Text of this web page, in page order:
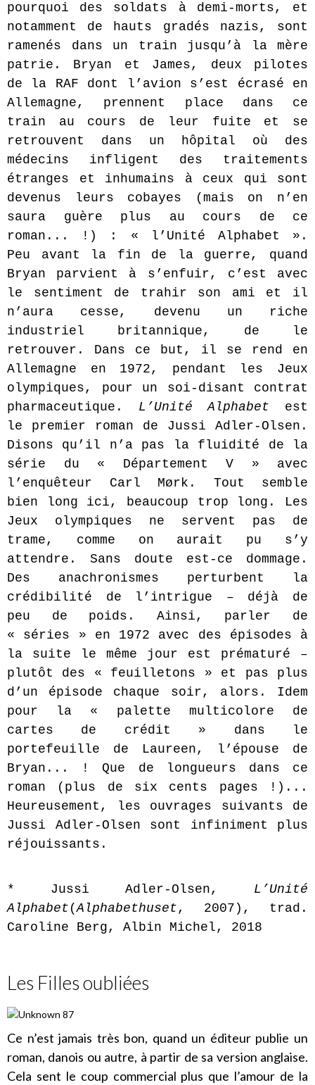
pourquoi des soldats à demi-morts, et
notamment de hauts gradés nazis, sont
ramenés dans un train jusqu’à la mère
patrie. Bryan et James, deux pilotes
de la RAF dont l’avion s’est écrasé en
Allemagne, prennent place dans ce
train au cours de leur fuite et se
retrouvent dans un hôpital où des
médecins infligent des traitements
étranges et inhumains à ceux qui sont
devenus leurs cobayes (mais on n’en
saura guère plus au cours de ce
roman... !) : « l’Unité Alphabet ».
Peu avant la fin de la guerre, quand
Bryan parvient à s’enfuir, c’est avec
le sentiment de trahir son ami et il
n’aura cesse, devenu un riche
industriel britannique, de le
retrouver. Dans ce but, il se rend en
Allemagne en 1972, pendant les Jeux
olympiques, pour un soi-disant contrat
pharmaceutique. L’Unité Alphabet est
le premier roman de Jussi Adler-Olsen.
Disons qu’il n’a pas la fluidité de la
série du « Département V » avec
l’enquêteur Carl Mørk. Tout semble
bien long ici, beaucoup trop long. Les
Jeux olympiques ne servent pas de
trame, comme on aurait pu s’y
attendre. Sans doute est-ce dommage.
Des anachronismes perturbent la
crédibilité de l’intrigue – déjà de
peu de poids. Ainsi, parler de
« séries » en 1972 avec des épisodes à
la suite le même jour est prématuré –
plutôt des « feuilletons » et pas plus
d’un épisode chaque soir, alors. Idem
pour la « palette multicolore de
cartes de crédit » dans le
portefeuille de Laureen, l’épouse de
Bryan... ! Que de longueurs dans ce
roman (plus de six cents pages !)...
Heureusement, les ouvrages suivants de
Jussi Adler-Olsen sont infiniment plus
réjouissants.
* Jussi Adler-Olsen, L’Unité
Alphabet (Alphabethuset, 2007), trad.
Caroline Berg, Albin Michel, 2018
Les Filles oubliées
Ce n’est jamais très bon, quand un éditeur publie un
roman, danois ou autre, à partir de sa version anglaise.
Cela sent le coup commercial plus que l’amour de la